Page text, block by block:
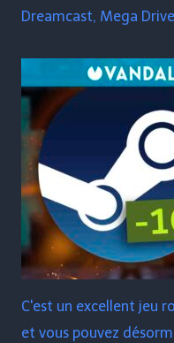
Dreamcast, Mega
C'est un excellent jeu
et vous pouvez